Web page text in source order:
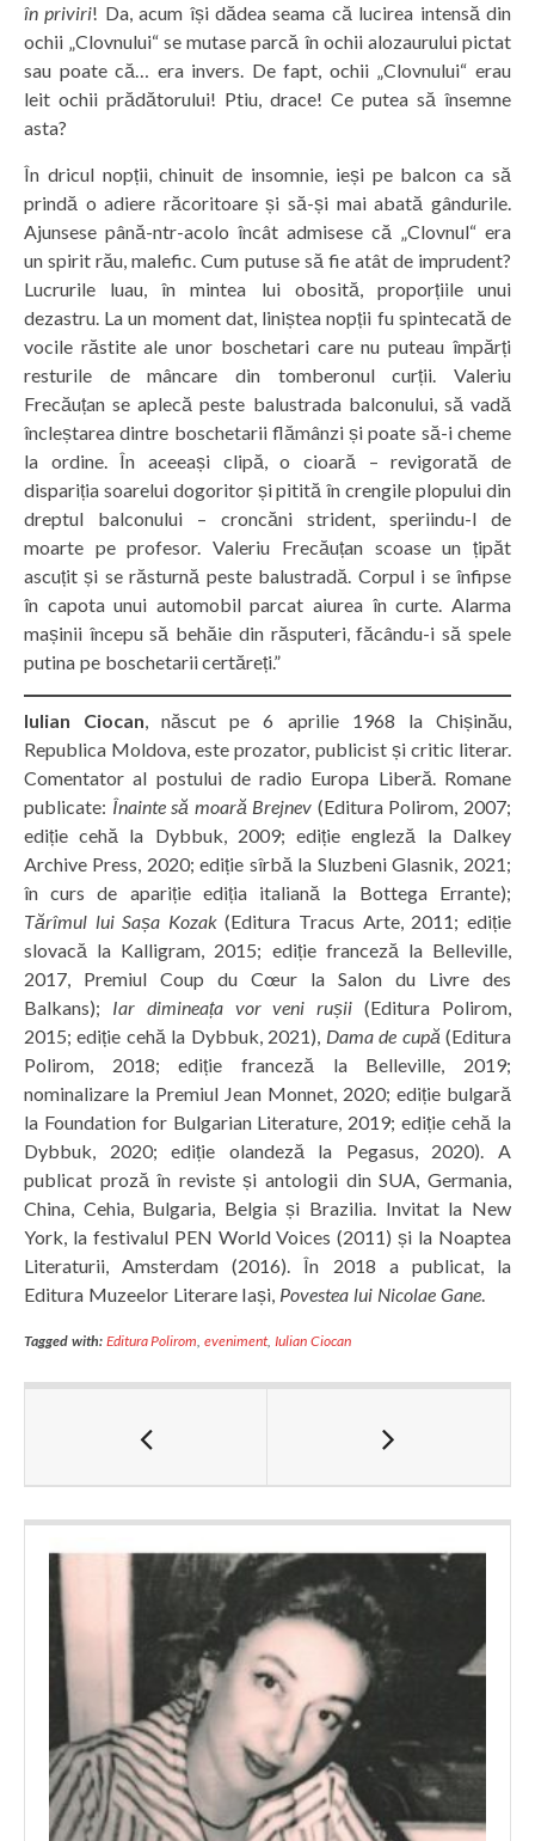
în priviri! Da, acum își dădea seama că lucirea intensă din
ochii „Clovnului“ se mutase parcă în ochii alozaurului pictat
sau poate că… era invers. De fapt, ochii „Clovnului“ erau
leit ochii prădătorului! Ptiu, drace! Ce putea să însemne
asta?
În dricul nopții, chinuit de insomnie, ieși pe balcon ca să
prindă o adiere răcoritoare și să-și mai abată gândurile.
Ajunsese până-ntr-acolo încât admisese că „Clovnul“ era
un spirit rău, malefic. Cum putuse să fie atât de imprudent?
Lucrurile luau, în mintea lui obosită, proporțiile unui
dezastru. La un moment dat, liniștea nopții fu spintecată de
vocile răstite ale unor boschetari care nu puteau împărți
resturile de mâncare din tomberonul curții. Valeriu
Frecăuțan se aplecă peste balustrada balconului, să vadă
încleștarea dintre boschetarii flămânzi și poate să-i cheme
la ordine. În aceeași clipă, o cioară – revigorată de
dispariția soarelui dogoritor și pitită în crengile plopului din
dreptul balconului – croncăni strident, speriindu-l de
moarte pe profesor. Valeriu Frecăuțan scoase un țipăt
ascuțit și se răsturnă peste balustradă. Corpul i se înfipse
în capota unui automobil parcat aiurea în curte. Alarma
mașinii începu să behăie din răsputeri, făcându-i să spele
putina pe boschetarii certăreți.”
Iulian Ciocan, născut pe 6 aprilie 1968 la Chișinău,
Republica Moldova, este prozator, publicist și critic literar.
Comentator al postului de radio Europa Liberă. Romane
publicate: Înainte să moară Brejnev (Editura Polirom, 2007;
ediție cehă la Dybbuk, 2009; ediție engleză la Dalkey
Archive Press, 2020; ediție sîrbă la Sluzbeni Glasnik, 2021;
în curs de apariție ediția italiană la Bottega Errante);
Tărîmul lui Sașa Kozak(Editura Tracus Arte, 2011; ediție
slovacă la Kalligram, 2015; ediție franceză la Belleville,
2017, Premiul Coup du Cœur la Salon du Livre des
Balkans); Iar dimineața vor veni rușii (Editura Polirom,
2015; ediție cehă la Dybbuk, 2021), Dama de cupă (Editura
Polirom, 2018; ediție franceză la Belleville, 2019;
nominalizare la Premiul Jean Monnet, 2020; ediție bulgară
la Foundation for Bulgarian Literature, 2019; ediție cehă la
Dybbuk, 2020; ediție olandeză la Pegasus, 2020). A
publicat proză în reviste și antologii din SUA, Germania,
China, Cehia, Bulgaria, Belgia și Brazilia. Invitat la New
York, la festivalul PEN World Voices (2011) și la Noaptea
Literaturii, Amsterdam (2016). În 2018 a publicat, la
Editura Muzeelor Literare Iași, Povestea lui Nicolae Gane.
Tagged with: Editura Polirom,eveniment,Iulian Ciocan